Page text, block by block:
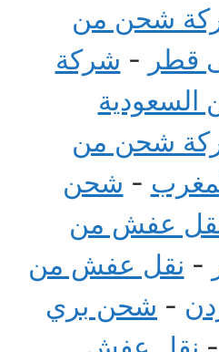
شحن من
قطر - شركة
شحن من
- شحن
عفش من
- نقل عفش من
- شحن بري